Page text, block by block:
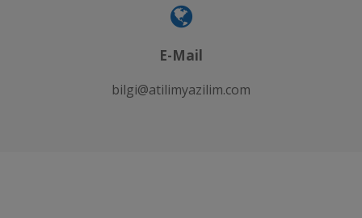
E-Mail
bilgi@atilimyazilim.com